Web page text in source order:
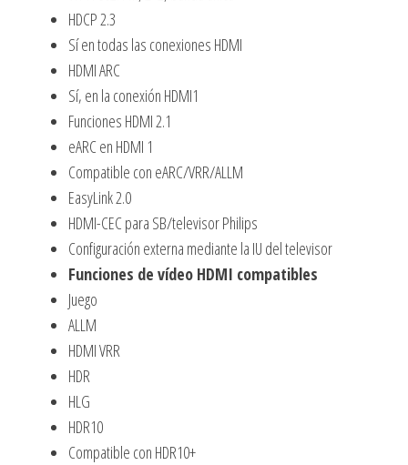
HDCP 2.3
Sí en todas las conexiones HDMI
HDMI ARC
Sí, en la conexión HDMI1
Funciones HDMI 2.1
eARC en HDMI 1
Compatible con eARC/VRR/ALLM
EasyLink 2.0
HDMI-CEC para SB/televisor Philips
Configuración externa mediante la IU del televisor
Funciones de vídeo HDMI compatibles
Juego
ALLM
HDMI VRR
HDR
HLG
HDR10
Compatible con HDR10+